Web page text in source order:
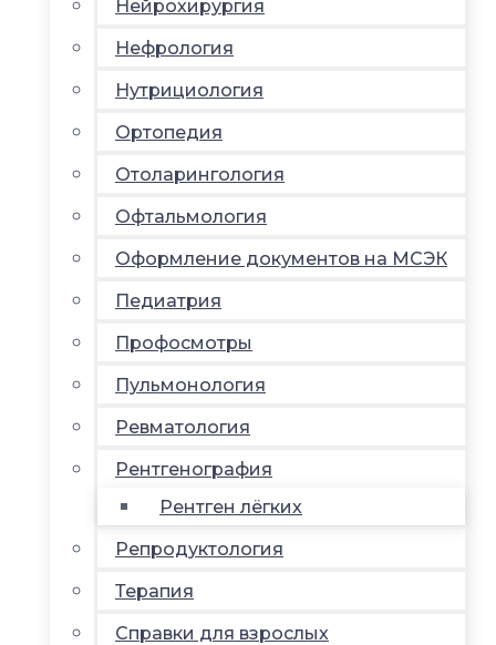
Нейрохирургия
Нефрология
Нутрициология
Ортопедия
Отоларингология
Офтальмология
Оформление документов на МСЭК
Педиатрия
Профосмотры
Пульмонология
Ревматология
Рентгенография
Рентген лёгких
Репродуктология
Терапия
Справки для взрослых